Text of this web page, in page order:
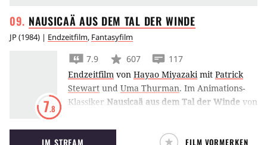
NAUSICAÄ AUS DEM TAL DERWINDE
JP(1984) | Endzeitfilm, Fantasyfilm
7.8
7.9 607
117
Endzeitfilm von Hayao Miyazakimit Patrick
Stewart und Uma Thurman. Im Animations-
Klassiker Nausicaä aus dem Tal der Winde von
postapokalyptischen Zukunft gegen eine
FILM VORMERKEN